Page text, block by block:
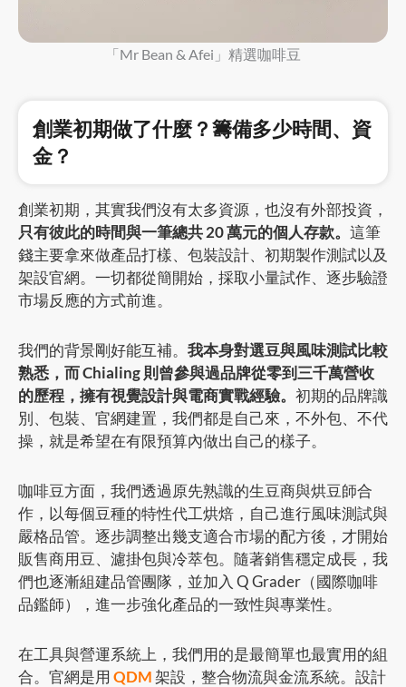
「Mr Bean & Afei」精選咖啡豆
創業初期做了什麼？籌備多少時間、資
金？
創業初期，其實我們沒有太多資源，也沒有外部投資，
只有彼此的時間與一筆總共 20 萬元的個人存款。 這筆
錢主要拿來做產品打樣、包裝設計、初期製作測試以及
架設官網。一切都從簡開始，採取小量試作、逐步驗證
市場反應的方式前進。
我們的背景剛好能互補。 我本身對選豆與風味測試比較
熟悉，而 Chialing 則曾參與過品牌從零到三千萬營收
的歷程，擁有視覺設計與電商實戰經驗。 初期的品牌識
別、包裝、官網建置，我們都是自己來，不外包、不代
操，就是希望在有限預算內做出自己的樣子。
咖啡豆方面，我們透過原先熟識的生豆商與烘豆師合
作，以每個豆種的特性代工烘焙，自己進行風味測試與
嚴格品管。逐步調整出幾支適合市場的配方後，才開始
販售商用豆、濾掛包與冷萃包。隨著銷售穩定成長，我
們也逐漸組建品管團隊，並加入 Q Grader（國際咖啡
品鑑師），進一步強化產品的一致性與專業性。
在工具與營運系統上，我們用的是最簡單也最實用的組
合。官網是用 QDM架設，整合物流與金流系統。設計